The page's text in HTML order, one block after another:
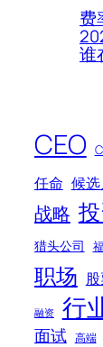
费
谁
CEO
任命 候选
战略
猎头公司
职场
融资 行
面试 高端